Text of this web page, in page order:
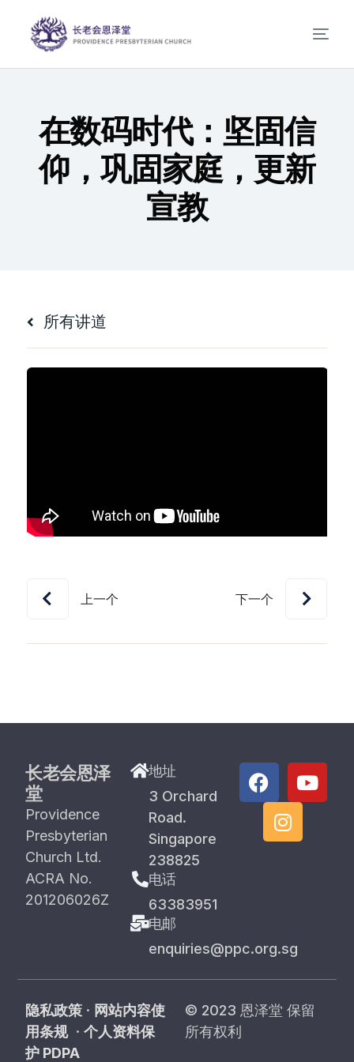
在数码时代：坚固信
仰，巩固家庭，更新
宣教
所有讲道
上一个 下一个
长老会恩泽
堂
Providence
Presbyterian
Church Ltd.
ACRA No.
201206026Z
地址
3 Orchard
Road.
Singapore
238825
电话
63383951
电邮
enquiries@ppc.org.sg
隐私政策 · 网站内容使
用条规·个人资料保
护 PDPA
© 2023 恩泽堂 保留
所有权利